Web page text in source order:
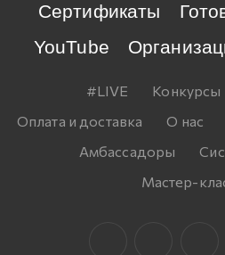
Сертификаты
YouTube
#LIVE Конкурсы
Оплата и доставка
О нас
Амбассадоры
Мастер-